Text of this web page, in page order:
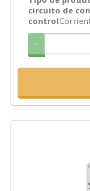
circuito de
control
-